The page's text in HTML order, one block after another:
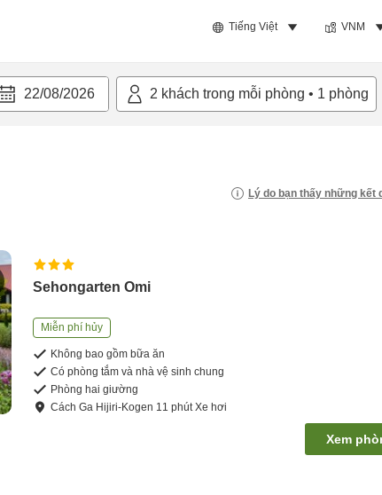
Tiếng Việt VNM
22/08/2026 2 khách trong mỗi phòng • 1 phòng
Lý do bạn thấy những kết
Sehongarten Omi
Miễn phí hủy
Không bao gồm bữa ăn
Có phòng tắm và nhà vệ sinh chung
Phòng hai giường
CáchGa Hijiri-Kogen 11 phútXe hơi
Xem